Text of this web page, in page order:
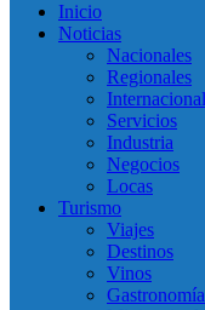
Inicio
Noticias
Nacionales
Regionales
Servicios
Industria
Negocios
Locas
Turismo
Viajes
Destinos
Vinos
Gastronomía